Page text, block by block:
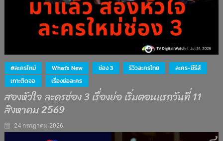
#ละครใหม่ What's New ช่อง 3 รีวิวละครไทย
ละคร-ซีรีส์
เกาะติดจอ
เรื่องย่อละคร
สองหัวใจ ละครช่อง 3 เรื่องย่อ เริ่มตอนแรกวันที่ 11
สิงหาคม 2569
24 กรกฎาคม 2026